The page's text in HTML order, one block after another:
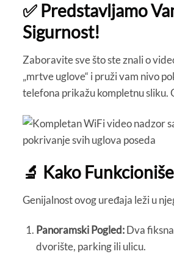
✅ Predstavljamo
Sigurnost!
Zaboravite sve što ste znali o
„mrtve uglove“ i pruži vam nivo
telefona prikažu kompletnu sliku.
🔬 Kako
Genijalnost ovog uređaja leži u
Panoramski Pogled:Dva
dvorište, parking ili ulicu.